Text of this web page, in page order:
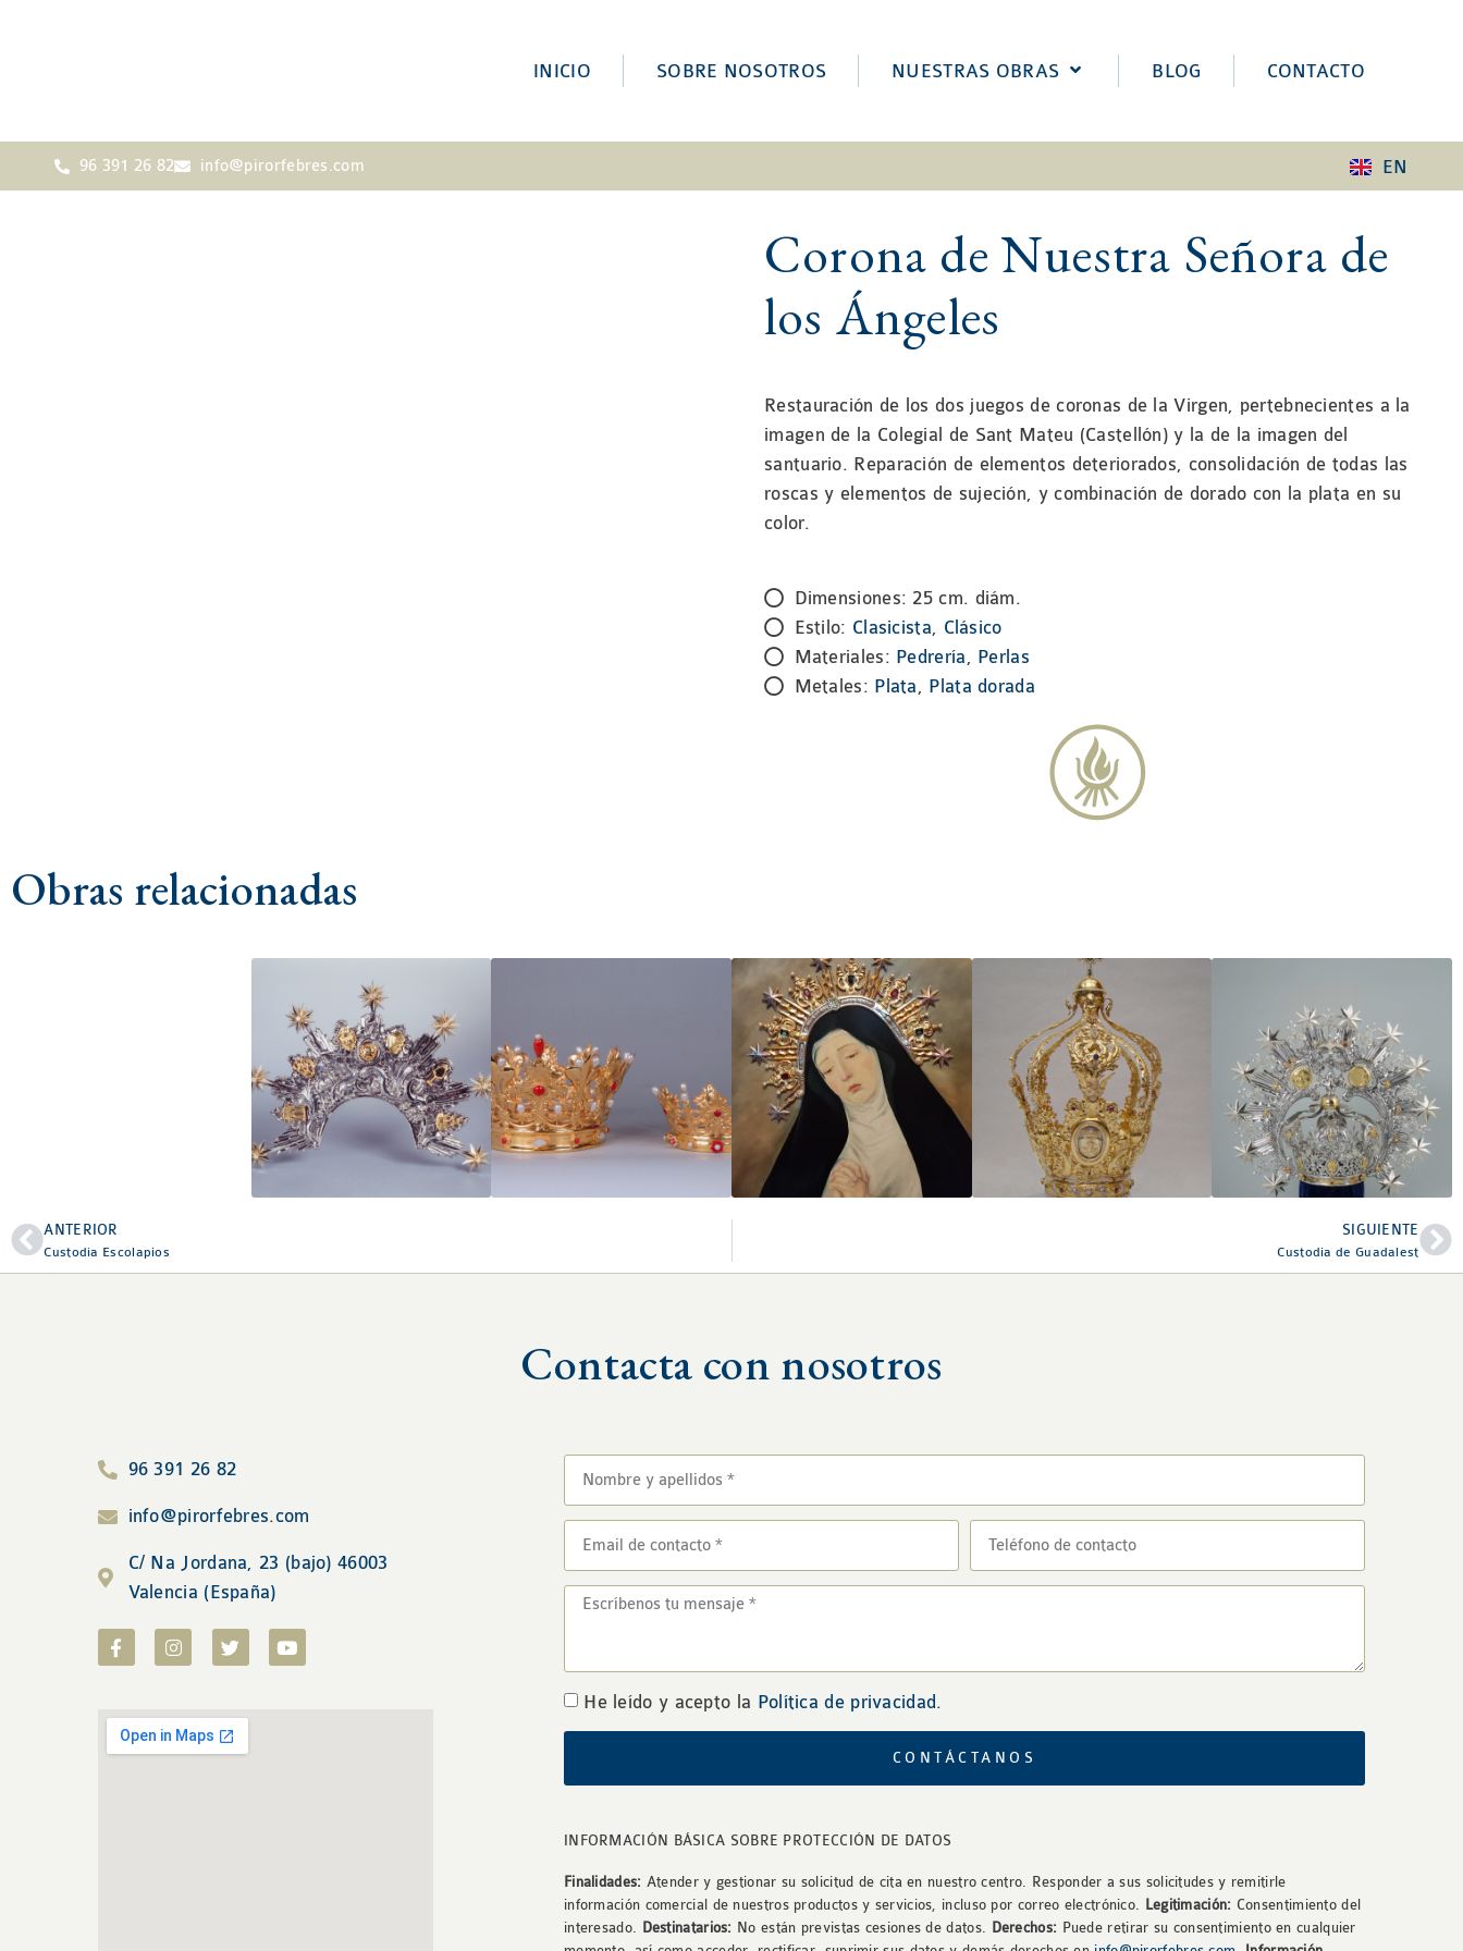
INICIO SOBRE NOSOTROS NUESTRAS OBRAS BLOG CONTACTO
96 391 26 82 info@pirorfebres.com EN
Corona de Nuestra Señora de
los Ángeles
Restauración de los dos juegos de coronas de la Virgen, pertebnecientes a la
imagen de la Colegial de Sant Mateu (Castellón) y la de la imagen del
santuario. Reparación de elementos deteriorados, consolidación de todas las
roscas y elementos de sujeción, y combinación de dorado con la plata en su
color.
Dimensiones: 25 cm. diám.
Estilo: Clasicista
Clásico
Materiales: Pedrería
Perlas
Metales: Plata Plata dorada
Obras relacionadas
ANTERIOR
Custodia Escolapios
SIGUIENTE
Custodia de Guadalest
Contacta con nosotros
96 391 26 82
info@pirorfebres.com
C/ Na Jordana, 23 (bajo) 46003
Valencia (España)
He leído y acepto la Política de privacidad.
CONTÁCTANOS
INFORMACIÓN BÁSICA SOBRE PROTECCIÓN DE DATOS
Finalidades: Atender y gestionar su solicitud de cita en nuestro centro. Responder a sus solicitudes y remitirle
información comercial de nuestros productos y servicios, incluso por correo electrónico. Legitimación: Consentimiento del
interesado. Destinatarios: No están previstas cesiones de datos. Derechos: Puede retirar su consentimiento en cualquier